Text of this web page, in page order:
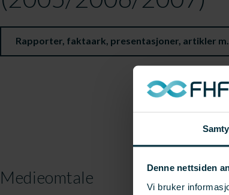
Denne nettsiden
Vi bruker
Rapporter, faktaark, presentasjoner, artikler
Medieomtale